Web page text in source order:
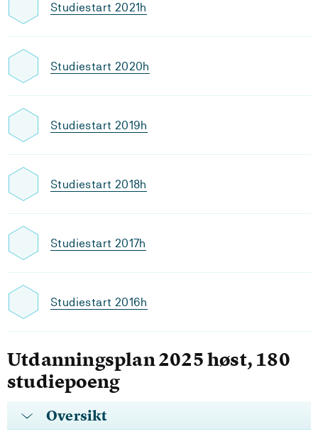
Studiestart 2021h
Studiestart 2020h
Studiestart 2019h
Studiestart 2018h
Studiestart 2017h
Studiestart 2016h
Utdanningsplan 2025 høst, 180
studiepoeng
Oversikt